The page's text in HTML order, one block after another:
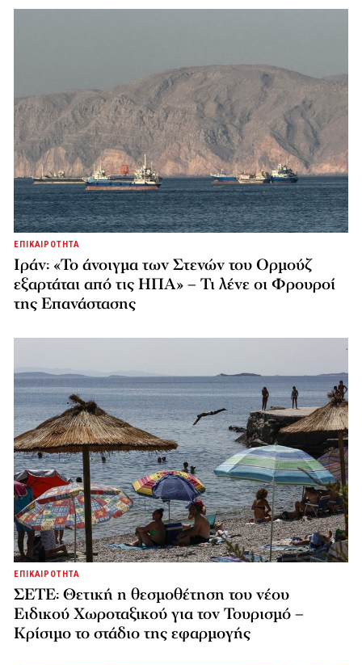
ΕΠΙΚΑΙΡΟΤΗΤΑ
Ιράν: «Το άνοιγμα των Στενών του Ορμούζ
εξαρτάται από τις ΗΠΑ» – Τι λένε οι Φρουροί
της Επανάστασης
ΕΠΙΚΑΙΡΟΤΗΤΑ
ΣΕΤΕ: Θετική η θεσμοθέτηση του νέου
Ειδικού Χωροταξικού για τον Τουρισμό –
Κρίσιμο το στάδιο της εφαρμογής